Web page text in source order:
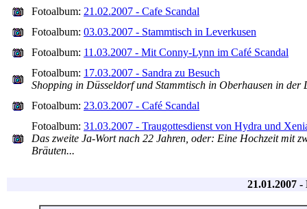
Fotoalbum: 21.02.2007 - Cafe Scandal
Fotoalbum: 03.03.2007 - Stammtisch in Leverkusen
Fotoalbum: 11.03.2007 - Mit Conny-Lynn im Café Scandal
Fotoalbum: 17.03.2007 - Sandra zu Besuch
Shopping in Düsseldorf und Stammtisch in Oberhausen in der
Fotoalbum: 23.03.2007 - Café Scandal
Fotoalbum: 31.03.2007 - Traugottesdienst von Hydra und
Das zweite Ja-Wort nach 22 Jahren, oder: Eine Hochzeit mit
Bräuten...
21.01.2007